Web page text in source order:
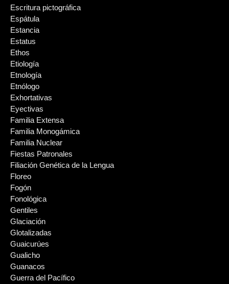
Escritura pictográfica
Espátula
Estancia
Estatus
Ethos
Etiología
Etnología
Etnólogo
Exhortativas
Eyectivas
Familia Extensa
Familia Monogámica
Familia Nuclear
Fiestas Patronales
Filiación Genética de la Lengua
Floreo
Fogón
Fonológica
Gentiles
Glaciación
Glotalizadas
Guaicurúes
Gualicho
Guanacos
Guerra del Pacífico